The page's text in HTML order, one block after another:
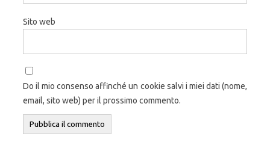
Sito web
Do il mio consenso affinché un cookie salvi i miei dati (nome,
email, sito web) per il prossimo commento.